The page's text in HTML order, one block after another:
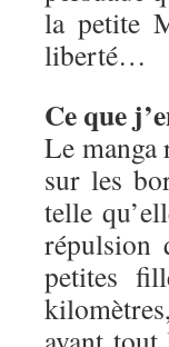
la petite
liberté…
Ce que
Le manga
sur les
telle
répulsion
petites